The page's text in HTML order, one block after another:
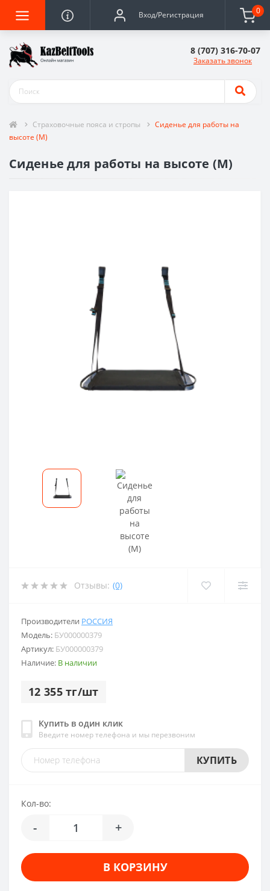
Вход/Регистрация 0
8 (707) 316-70-07
Заказать звонок
Страховочные пояса и стропы
Сиденье для работы на
высоте (М)
Сиденье для работы на высоте (М)
Отзывы: (0)
Производители РОССИЯ
Модель: БУ000000379
Артикул: БУ000000379
Наличие: В наличии
12 355 тг/шт
Купить в один клик
Введите номер телефона и мы перезвоним
КУПИТЬ
Кол-во:
- +
В КОРЗИНУ